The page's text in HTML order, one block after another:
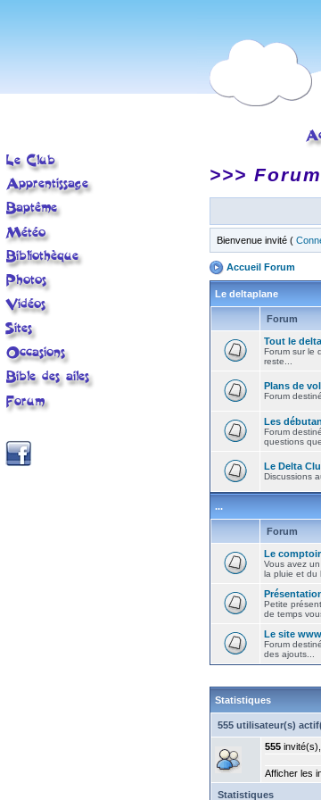
>>>
Bienvenue invité (
Accueil Forum
Le deltaplane
Forum
Tout le
Forum sur le
reste...
Plans de vol
Forum
Les
Forum
questions
Le Delta
Discussions
...
Forum
Le
Vous avez
la pluie et du
Petite
de temps
Le site
Forum
des ajouts...
Statistiques
555 utilisateur(s)
555 invité(s),
Afficher les
Statistiques